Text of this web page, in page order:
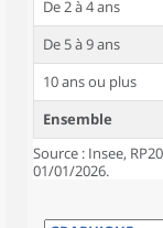
De 2 à 4 ans
De 5 à 9 ans
10 ans ou plus
Ensemble
Source : Insee,
01/01/2026.